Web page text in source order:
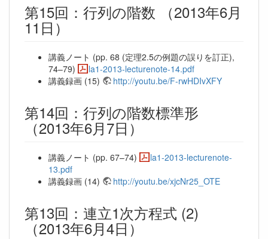
第15回：行列の階数 （2013年6月
11日）
講義ノート (pp. 68 (定理2.5の例題の誤りを訂正),
74–79)
la1-2013-lecturenote-14.pdf
講義録画 (15)
http://youtu.be/F-rwHDIvXFY
第14回：行列の階数標準形
（2013年6月7日）
講義ノート (pp. 67–74)
la1-2013-lecturenote-
13.pdf
講義録画 (14)
http://youtu.be/xjcNr25_OTE
第13回：連立1次方程式 (2)
（2013年6月4日）